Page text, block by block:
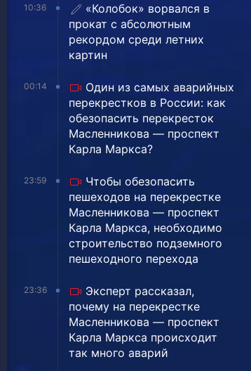
10:36
«Колобок» ворвался в
прокат с абсолютным
рекордом среди летних
картин
00:14
Один из самых аварийных
перекрестков в России: как
обезопасить перекресток
Масленникова — проспект
Карла Маркса?
23:59
Чтобы обезопасить
пешеходов на перекрестке
Масленникова — проспект
Карла Маркса, необходимо
строительство подземного
пешеходного перехода
23:36
Эксперт рассказал,
почему на перекрестке
Масленникова — проспект
Карла Маркса происходит
так много аварий